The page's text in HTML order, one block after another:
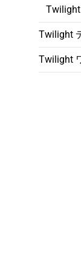
Twilight
Twilight